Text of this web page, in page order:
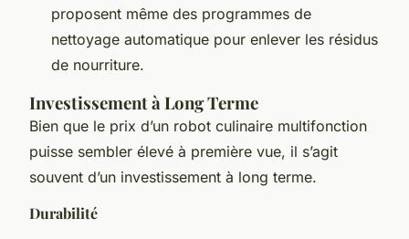
proposent même des programmes de
nettoyage automatique pour enlever les résidus
de nourriture.
Investissement à Long Terme
Bien que le prix d’un robot culinaire multifonction
puisse sembler élevé à première vue, il s’agit
souvent d’un investissement à long terme.
Durabilité